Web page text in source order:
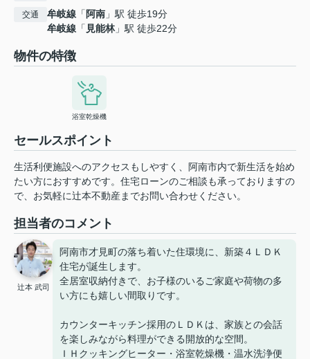
交通 牟岐線 「 阿南 」駅 徒歩19分
牟岐線 「 見能林」駅 徒歩22分
物件の特徴
浴室乾燥機
セールスポイント
生活利便施設へのアクセスもしやすく、阿南市内で新生活を始め
たい方におすすめです。住宅ローンのご相談も承っておりますの
で、お気軽に辻本不動産までお問い合わせください。
担当者のコメント
辻本 武司
阿南市才見町の落ち着いた住環境に、新築４ＬＤＫ
住宅が誕生します。
全居室収納付きで、お子様のいるご家庭や荷物の多
い方にも嬉しい間取りです。
カウンターキッチン採用のＬＤＫは、家族との会話
を楽しみながら料理ができる開放的な空間。
ＩＨクッキングヒーター・浴室乾燥機・温水洗浄便